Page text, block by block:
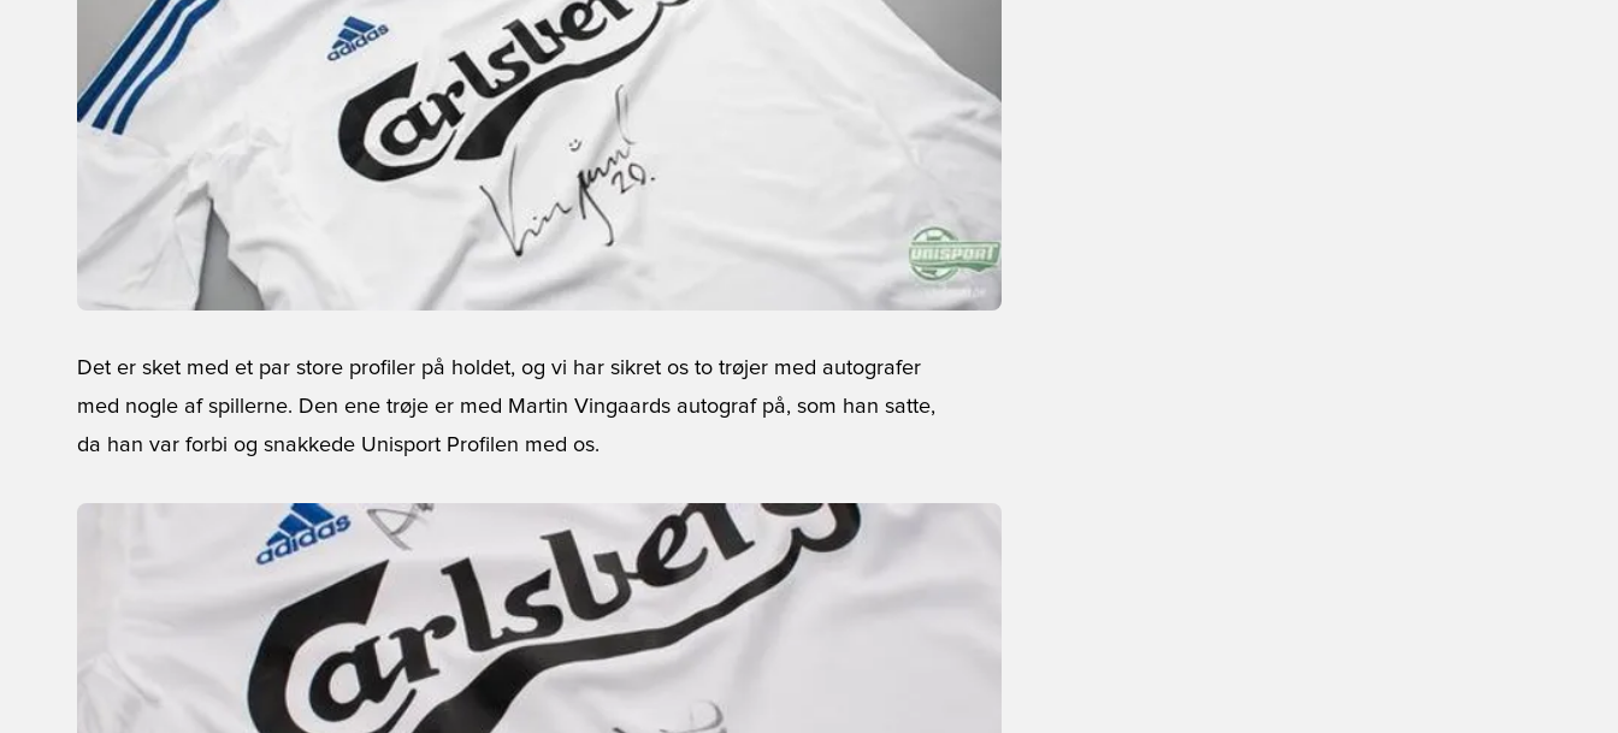
Det er sket med et par store profiler på holdet, og vi har sikret os to trøjer med autografer
med nogle af spillerne. Den ene trøje er med Martin Vingaards autograf på, som han satte,
da han var forbi og snakkede Unisport Profilen med os.